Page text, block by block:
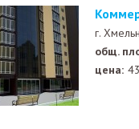
г.
общ.
цена: